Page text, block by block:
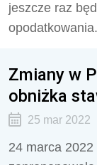
jeszcze raz
opodatkowania.
Zmiany w
obniżka
25 mar 2022
24 marca